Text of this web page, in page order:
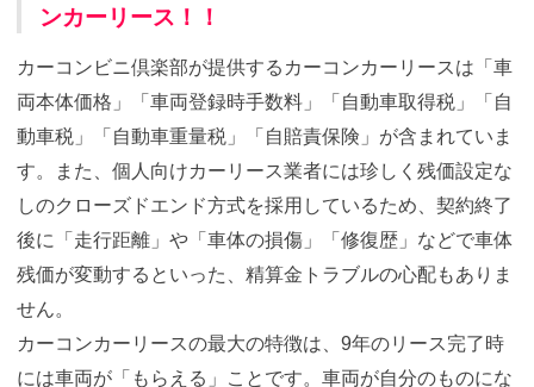
ンカーリース！！
カーコンビニ倶楽部が提供するカーコンカーリースは「車
両本体価格」「車両登録時手数料」「自動車取得税」「自
動車税」「自動車重量税」「自賠責保険」が含まれていま
す。また、個人向けカーリース業者には珍しく残価設定な
しのクローズドエンド方式を採用しているため、契約終了
後に「走行距離」や「車体の損傷」「修復歴」などで車体
残価が変動するといった、精算金トラブルの心配もありま
せん。
カーコンカーリースの最大の特徴は、9年のリース完了時
には車両が「もらえる」ことです。車両が自分のものにな